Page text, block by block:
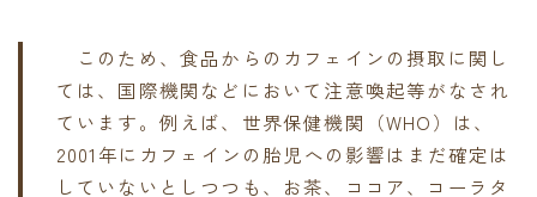
このため、食品からのカフェインの摂取に関し
ては、国際機関などにおいて注意喚起等がなされ
ています。例えば、世界保健機関（WHO）は、
2001年にカフェインの胎児への影響はまだ確定は
していないとしつつも、お茶、ココア、コーラタ